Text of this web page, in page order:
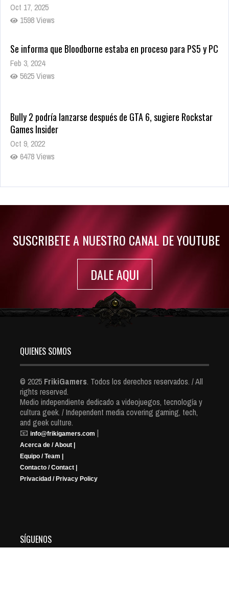
Oct 17, 2025
1598 Views
Se informa que Bloodborne estaba en proceso para PS5 y PC
Feb 3, 2024
5625 Views
Bully 2 podría lanzarse después de GTA 6, sugiere Rockstar
Games Insider
Oct 9, 2022
6478 Views
Rumor: Se filtran los primeros detalles de Resident Evil 9
SUSCRIBETE A NUESTRO CANAL DE YOUTUBE
DALE AQUI
QUIENES SOMOS
© 2025 FrikiGamers. Todos los derechos reservados. / All
rights reserved.
Medio independiente dedicado a videojuegos, tecnología y
cultura geek. / Independent media covering gaming, tech,
and geek culture.
📧 info@frikigamers.com |
Acerca de / About |
Equipo / Team |
Contacto / Contact |
Privacidad / Privacy Policy
SÍGUENOS